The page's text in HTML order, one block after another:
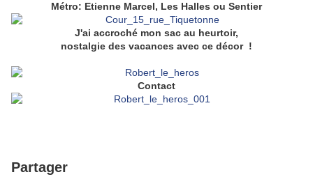
Métro: Etienne Marcel, Les Halles ou Sentier
J'ai accroché mon sac au heurtoir,
nostalgie des vacances avec ce décor !
Contact
Partager